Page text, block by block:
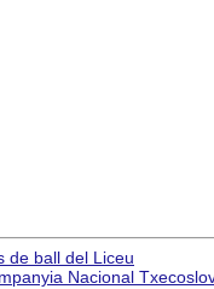
de ball del Liceu
Nacional